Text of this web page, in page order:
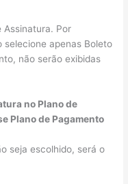
Assinatura. Por
selecione apenas Boleto
não serão exibidas
no Plano de
Plano de Pagamento
seja escolhido, será o